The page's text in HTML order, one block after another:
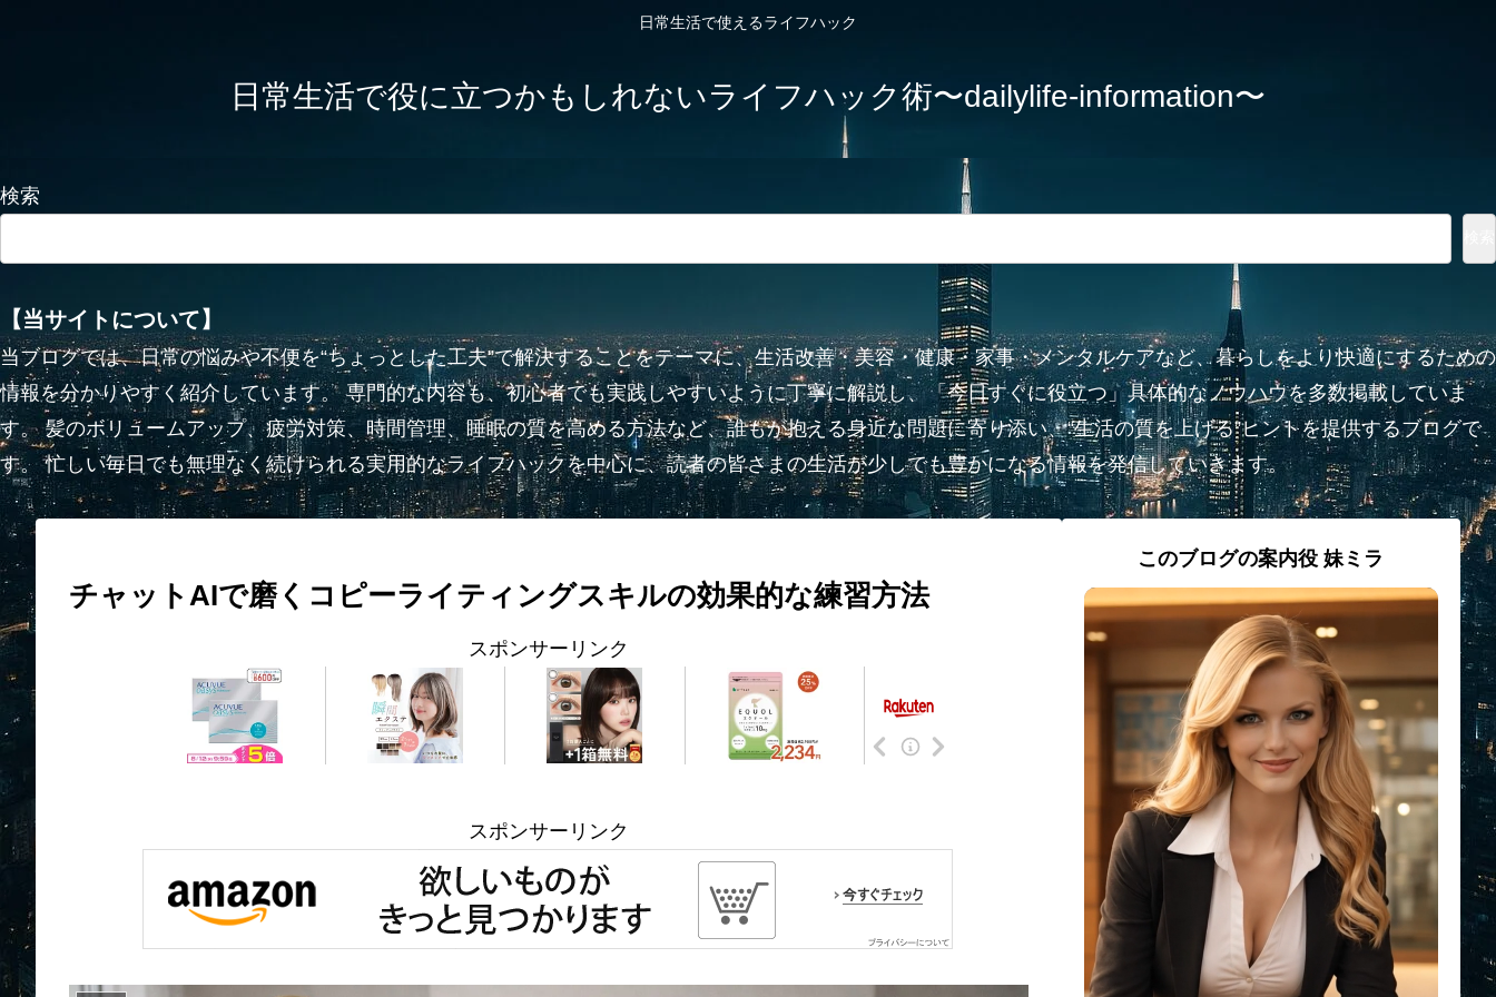
日常生活で使えるライフハック
日常生活で役に立つかもしれないライフハック術〜dailylife-information〜
検索
【当サイトについて】
当ブログでは、日常の悩みや不便を“ちょっとした工夫”で解決することをテーマに、生活改善・美容・健康・家事・メンタルケアなど、暮らしをより快適にするための
情報を分かりやすく紹介しています。 専門的な内容も、初心者でも実践しやすいように丁寧に解説し、「今日すぐに役立つ」具体的なノウハウを多数掲載していま
す。 髪のボリュームアップ、疲労対策、時間管理、睡眠の質を高める方法など、誰もが抱える身近な問題に寄り添い、“生活の質を上げる”ヒントを提供するブログで
す。 忙しい毎日でも無理なく続けられる実用的なライフハックを中心に、読者の皆さまの生活が少しでも豊かになる情報を発信していきます。
チャットAIで磨くコピーライティングスキルの効果的な練習方法
スポンサーリンク
スポンサーリンク
このブログの案内役 妹ミラ